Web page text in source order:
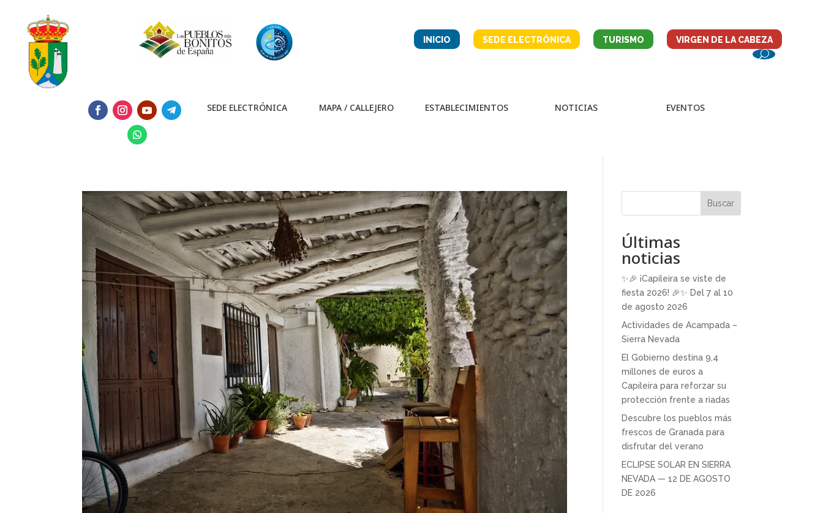
INICIO SEDE ELECTRÓNICA TURISMO VIRGEN DE LA CABEZA
SEDE ELECTRÓNICA MAPA / CALLEJERO ESTABLECIMIENTOS NOTICIAS EVENTOS
Buscar
Últimas
noticias
✨🎉 ¡Capileira se viste de
fiesta 2026! 🎉✨ Del 7 al 10
de agosto 2026
Actividades de Acampada –
Sierra Nevada
El Gobierno destina 9,4
millones de euros a
Capileira para reforzar su
protección frente a riadas
Descubre los pueblos más
frescos de Granada para
disfrutar del verano
ECLIPSE SOLAR EN SIERRA
NEVADA — 12 DE AGOSTO
DE 2026